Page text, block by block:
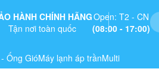
HÀNH CHÍNH HÃNG
Tận nơi toàn quốc
Open: T2 - CN
(08:00 - 17:00)
Ống GióMáy lạnh áp trầnMulti